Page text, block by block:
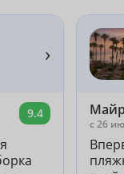
›
9.4
c 26